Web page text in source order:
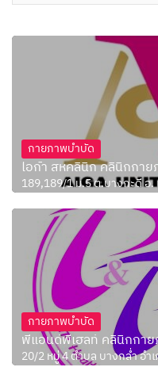
กายภาพบำบัด
ไอก้า สหคลินิก คลินิกกา
189,189/1 ม.5 ต.บางกะดี อ.
กายภาพบำบัด
พีแอนด์พีเฮลท์ คลินิกกา
20/2 หมู่ 4 ตำบล บางกล่ำ อำ